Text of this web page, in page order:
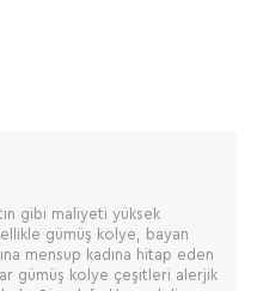
gibi maliyeti yüksek
gümüş kolye, bayan
mensup kadına hitap eden
gümüş kolye çeşitleri alerjik